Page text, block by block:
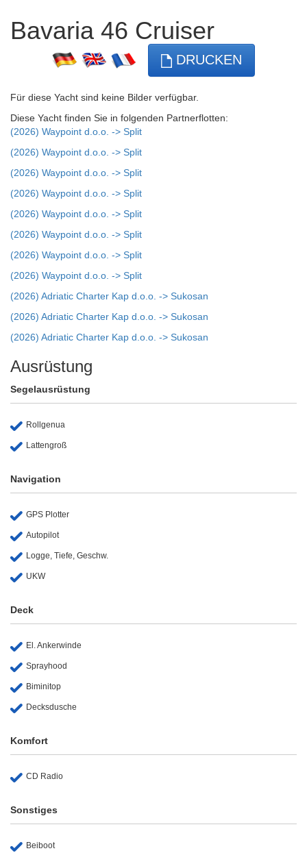
Bavaria 46 Cruiser
DRUCKEN
Für diese Yacht sind keine Bilder verfügbar.
Diese Yacht finden Sie in folgenden Partnerflotten:
(2026) Waypoint d.o.o. -> Split
(2026) Waypoint d.o.o. -> Split
(2026) Waypoint d.o.o. -> Split
(2026) Waypoint d.o.o. -> Split
(2026) Waypoint d.o.o. -> Split
(2026) Waypoint d.o.o. -> Split
(2026) Waypoint d.o.o. -> Split
(2026) Waypoint d.o.o. -> Split
(2026) Adriatic Charter Kap d.o.o. -> Sukosan
(2026) Adriatic Charter Kap d.o.o. -> Sukosan
(2026) Adriatic Charter Kap d.o.o. -> Sukosan
Ausrüstung
Segelausrüstung
Rollgenua
Lattengroß
Navigation
GPS Plotter
Autopilot
Logge, Tiefe, Geschw.
UKW
Deck
El. Ankerwinde
Sprayhood
Biminitop
Decksdusche
Komfort
CD Radio
Sonstiges
Beiboot